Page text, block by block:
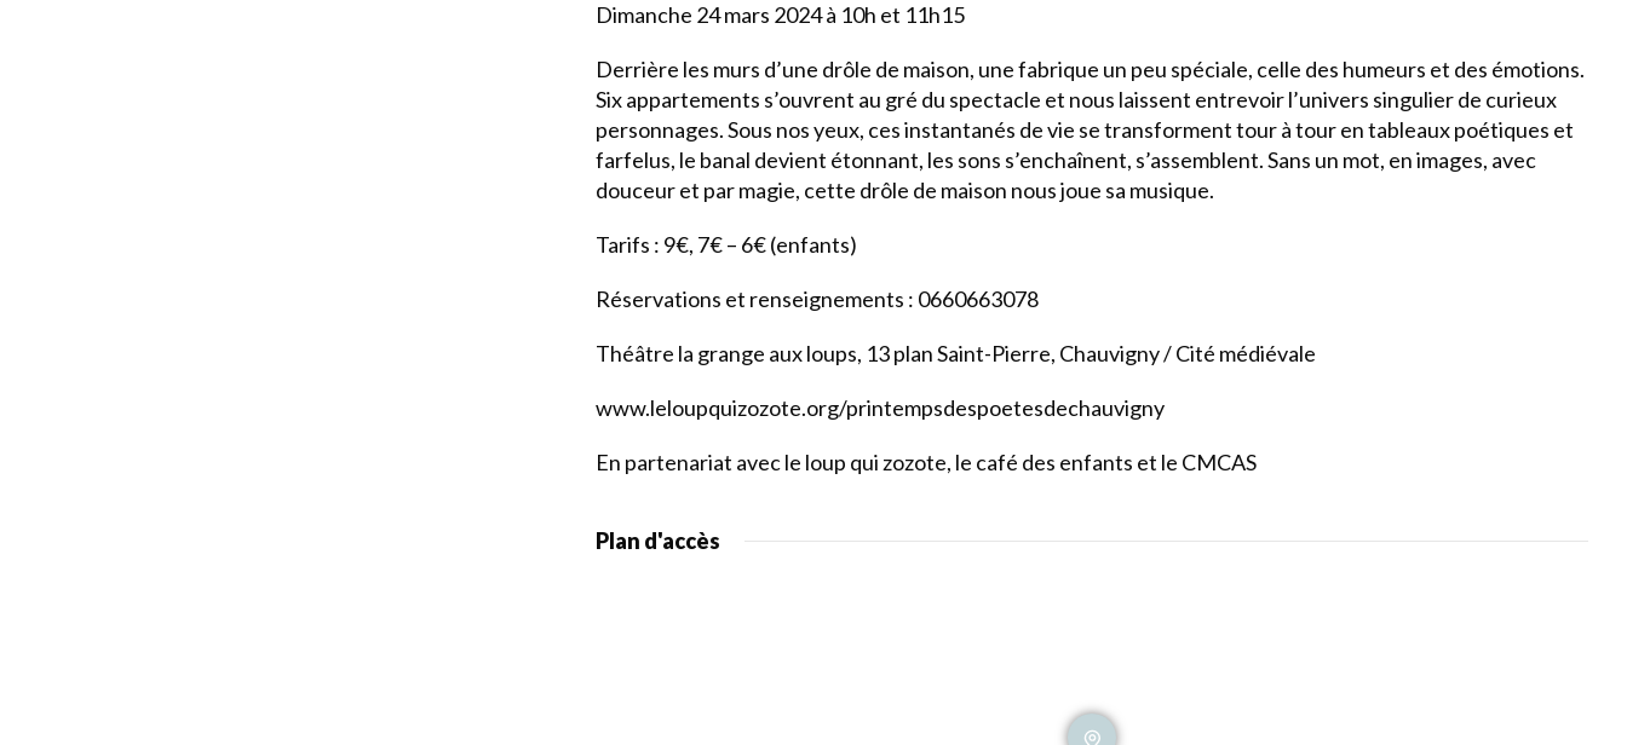
Dimanche 24 mars 2024 à 10h et 11h15
Derrière les murs d’une drôle de maison, une fabrique un peu spéciale, celle des humeurs et des émotions.
Six appartements s’ouvrent au gré du spectacle et nous laissent entrevoir l’univers singulier de curieux
personnages. Sous nos yeux, ces instantanés de vie se transforment tour à tour en tableaux poétiques et
farfelus, le banal devient étonnant, les sons s’enchaînent, s’assemblent. Sans un mot, en images, avec
douceur et par magie, cette drôle de maison nous joue sa musique.
Tarifs : 9€, 7€ – 6€ (enfants)
Réservations et renseignements : 0660663078
Théâtre la grange aux loups, 13 plan Saint-Pierre, Chauvigny / Cité médiévale
www.leloupquizozote.org/printempsdespoetesdechauvigny
En partenariat avec le loup qui zozote, le café des enfants et le CMCAS
Plan d'accès